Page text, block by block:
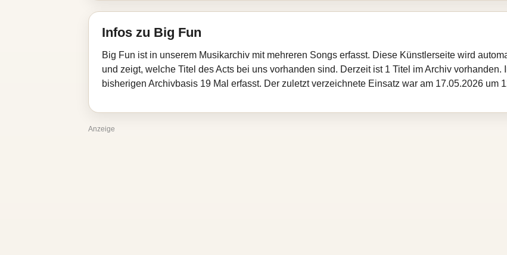
Infos zu Big Fun
Big Fun ist in unserem Musikarchiv mit mehreren Songs erfasst. Diese Künstlerseite wird
und zeigt, welche Titel des Acts bei uns vorhanden sind. Derzeit ist 1 Titel im Archiv
bisherigen Archivbasis 19 Mal erfasst. Der zuletzt verzeichnete Einsatz war am 17.05.2026 um
Anzeige